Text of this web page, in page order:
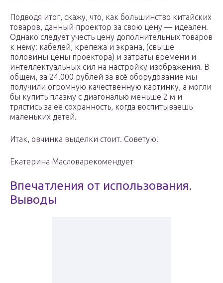
Подводя итог, скажу, что, как большинство китайских
товаров, данный проектор за свою цену — идеален.
Однако следует учесть цену дополнительных товаров
к нему: кабелей, крепежа и экрана, (свыше
половины цены проектора) и затраты времени и
интеллектуальных сил на настройку изображения. В
общем, за 24.000 рублей за всё оборудование мы
получили огромную качественную картинку, а могли
бы купить плазму с диагональю меньше 2 м и
трястись за её сохранность, когда воспитываешь
маленьких детей.
Итак, овчинка выделки стоит. Советую!
Екатерина Масловарекомендует
Впечатления от использования.
Выводы